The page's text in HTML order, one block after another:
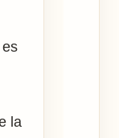
la